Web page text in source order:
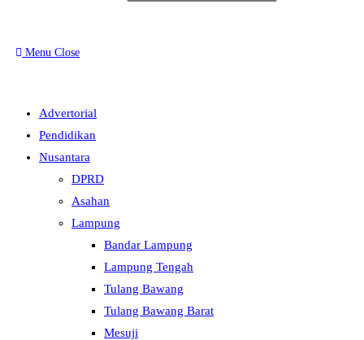
Menu Close
Advertorial
Pendidikan
Nusantara
DPRD
Asahan
Lampung
Bandar Lampung
Lampung Tengah
Tulang Bawang
Tulang Bawang Barat
Mesuji